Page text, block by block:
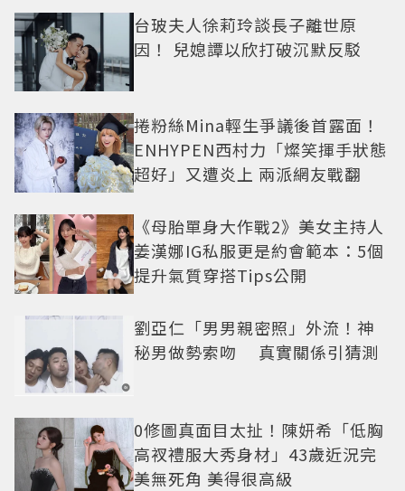
台玻夫人徐莉玲談長子離世原
因！ 兒媳譚以欣打破沉默反駁
捲粉絲Mina輕生爭議後首露面！
ENHYPEN西村力「燦笑揮手狀態
超好」又遭炎上 兩派網友戰翻
《母胎單身大作戰2》美女主持人
姜漢娜IG私服更是約會範本：5個
提升氣質穿搭Tips公開
劉亞仁「男男親密照」外流！神
秘男做勢索吻 真實關係引猜測
0修圖真面目太扯！陳妍希「低胸
高衩禮服大秀身材」43歲近況完
美無死角 美得很高級